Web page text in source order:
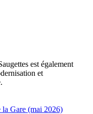
est également
et
la Gare (mai 2026)